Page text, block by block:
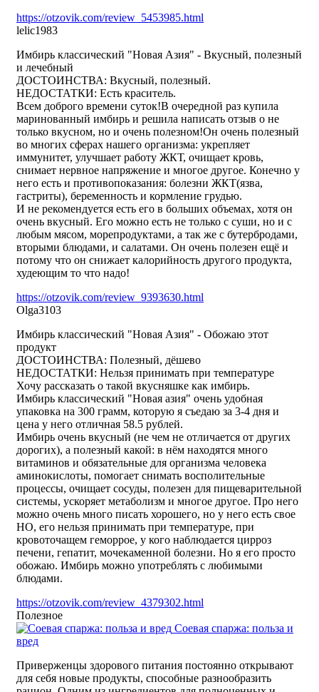
https://otzovik.com/review_5453985.html
lelic1983
Имбирь классический "Новая Азия" - Вкусный, полезный
и лечебный
ДОСТОИНСТВА: Вкусный, полезный.
НЕДОСТАТКИ: Есть краситель.
Всем доброго времени суток!В очередной раз купила
маринованный имбирь и решила написать отзыв о не
только вкусном, но и очень полезном!Он очень полезный
во многих сферах нашего организма: укрепляет
иммунитет, улучшает работу ЖКТ, очищает кровь,
снимает нервное напряжение и многое другое. Конечно у
него есть и противопоказания: болезни ЖКТ(язва,
гастриты), беременность и кормление грудью.
И не рекомендуется есть его в больших объемах, хотя он
очень вкусный. Его можно есть не только с суши, но и с
любым мясом, морепродуктами, а так же с бутербродами,
вторыми блюдами, и салатами. Он очень полезен ещё и
потому что он снижает калорийность другого продукта,
худеющим то что надо!
https://otzovik.com/review_9393630.html
Olga3103
Имбирь классический "Новая Азия" - Обожаю этот
продукт
ДОСТОИНСТВА: Полезный, дёшево
НЕДОСТАТКИ: Нельзя принимать при температуре
Хочу рассказать о такой вкусняшке как имбирь.
Имбирь классический "Новая азия" очень удобная
упаковка на 300 грамм, которую я съедаю за 3-4 дня и
цена у него отличная 58.5 рублей.
Имбирь очень вкусный (не чем не отличается от других
дорогих), а полезный какой: в нём находятся много
витаминов и обязательные для организма человека
аминокислоты, помогает снимать восполительные
процессы, очищает сосуды, полезен для пищеварительной
системы, ускоряет метаболизм и многое другое. Про него
можно очень много писать хорошего, но у него есть свое
НО, его нельзя принимать при температуре, при
кровоточащем геморрое, у кого наблюдается цирроз
печени, гепатит, мочекаменной болезни. Но я его просто
обожаю. Имбирь можно употреблять с любимыми
блюдами.
https://otzovik.com/review_4379302.html
Полезное
Соевая спаржа: польза и
вред
Приверженцы здорового питания постоянно открывают
для себя новые продукты, способные разнообразить